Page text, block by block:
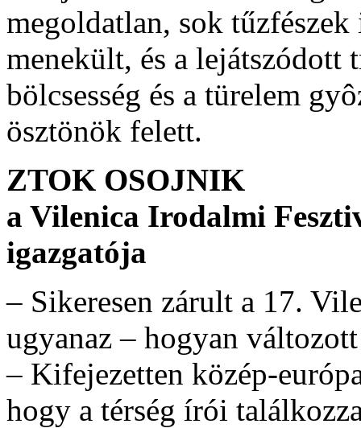
megoldatlan, sok
menekült, és a lejátszódott
bölcsesség és a türelem
ösztönök felett.
ZTOK OSOJNIK
a Vilenica Irodalmi
igazgatója
– Sikeresen zárult a 17.
ugyanaz – hogyan
– Kifejezetten közép-
hogy a térség írói